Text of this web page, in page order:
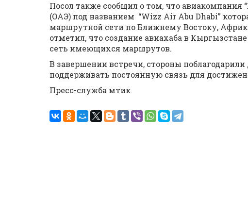
Посол также сообщил о том, что авиакомпания
(ОАЭ) под названием “Wizz Air Abu Dhabi”
маршрутной сети по Ближнему Востоку,
отметил, что создание авиахаба в
сеть имеющихся маршрутов.
В завершении встречи, стороны
поддерживать постоянную связь для
Пресс-служба мтик